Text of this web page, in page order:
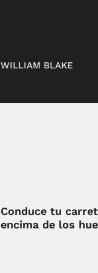
WILLIAM BLAKE
Conduce tu
encima de los